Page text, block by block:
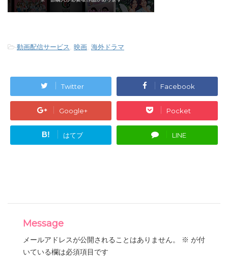
-動画配信サービス, 映画, 海外ドラマ
Twitter Facebook
Google+ Pocket
B! はてブ LINE
Message
メールアドレスが公開されることはありません。 ※ が付
いている欄は必須項目です